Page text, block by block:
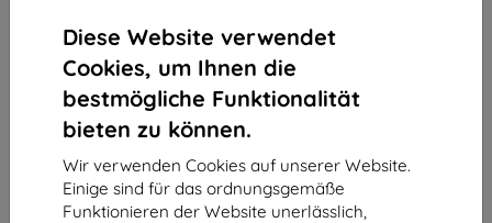
Diese Website verwendet
Cookies, um Ihnen die
bestmögliche Funktionalität
bieten zu können.
Wir verwenden Cookies auf unserer Website.
Einige sind für das ordnungsgemäße
Funktionieren der Website unerlässlich,
Kaufen Sie dieses Gerät und erhalten Sie
Produktbeschreibung
Endpreis
117,90 €
106,11 €